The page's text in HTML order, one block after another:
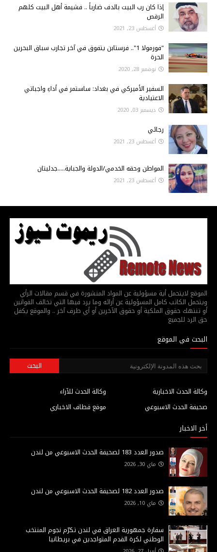
إذا كان رب البيت بالدف ضارباً .. فشيمة أهل البيت كلهم
الرقص
أغسطس 23, 2021
"فورمولا 1".. فرستابن يتفوق في آخر تجارب سباق البحرين
الحرة
نوفمبر 28, 2020
السفير الأميركي في بغداد: ساستمر في أداءِ واجباتي
الاعتيادية
ديسمبر 03, 2020
رجائي
أغسطس 23, 2021
المواطن وحقه الخدمي/الدولة والجباية.....جدليتان
أغسطس 23, 2021
الموقع لايتحمل أية مسؤولية عن المواد المنشورة في قسم مقالات الرأي
ويتحمل الكاتب كامل المسؤولية عن أرائه وما يرد فيها التي تخالف القوانين
أو تنتهك حقوق الملكية أو حقوق الآخرين أو أي طرف آخر .. والموقع يكفل
حق الرد للجميع
البحث في الموقع
وكالة الحدث للآراء
وكالة الحدث الاخبارية
موقع قطاف الاخباري
صحيفة الحدث الاسبوعي
أخر الاخبار
صدور العدد 183 لصحيفة الحدث الاسبوعي من لندن
ماي 30, 2026
صدور العدد 182 لصحيفة الحدث الاسبوعي من لندن
ماي 10, 2026
سفارة جمهورية العراق في لندن تكرّم نجوم المنتخب
الوطني لكرة القدم المتواجدين في بريطانيا